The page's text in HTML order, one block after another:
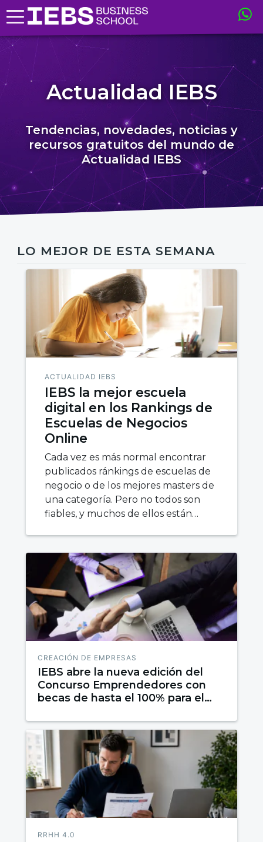
Actualidad IEBS
Tendencias, novedades, noticias y
recursos gratuitos del mundo de
Actualidad IEBS
LO MEJOR DE ESTA SEMANA
ACTUALIDAD IEBS
IEBS la mejor escuela
digital en los Rankings de
Escuelas de Negocios
Online
Cada vez es más normal encontrar
publicados ránkings de escuelas de
negocio o de los mejores masters de
una categoría. Pero no todos son
fiables, y muchos de ellos están…
CREACIÓN DE EMPRESAS
IEBS abre la nueva edición del
Concurso Emprendedores con
becas de hasta el 100% para el
RRHH 4.0